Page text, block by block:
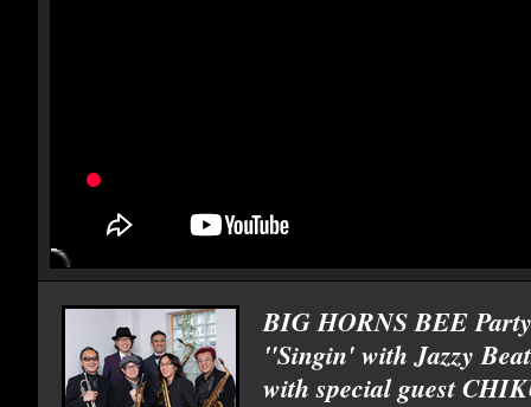
BIG HORNS BEE
"Singin' with Jazzy
with special guest